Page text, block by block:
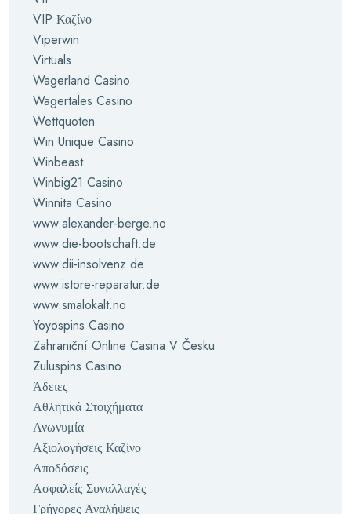
VIP Καζίνο
Viperwin
Virtuals
Wagerland Casino
Wagertales Casino
Wettquoten
Win Unique Casino
Winbeast
Winbig21 Casino
Winnita Casino
www.alexander-berge.no
www.die-bootschaft.de
www.dii-insolvenz.de
www.istore-reparatur.de
www.smalokalt.no
Yoyospins Casino
Zahraniční Online Casina V Česku
Zuluspins Casino
Άδειες
Αθλητικά Στοιχήματα
Ανωνυμία
Αξιολογήσεις Καζίνο
Αποδόσεις
Ασφαλείς Συναλλαγές
Γρήγορες Αναλήψεις